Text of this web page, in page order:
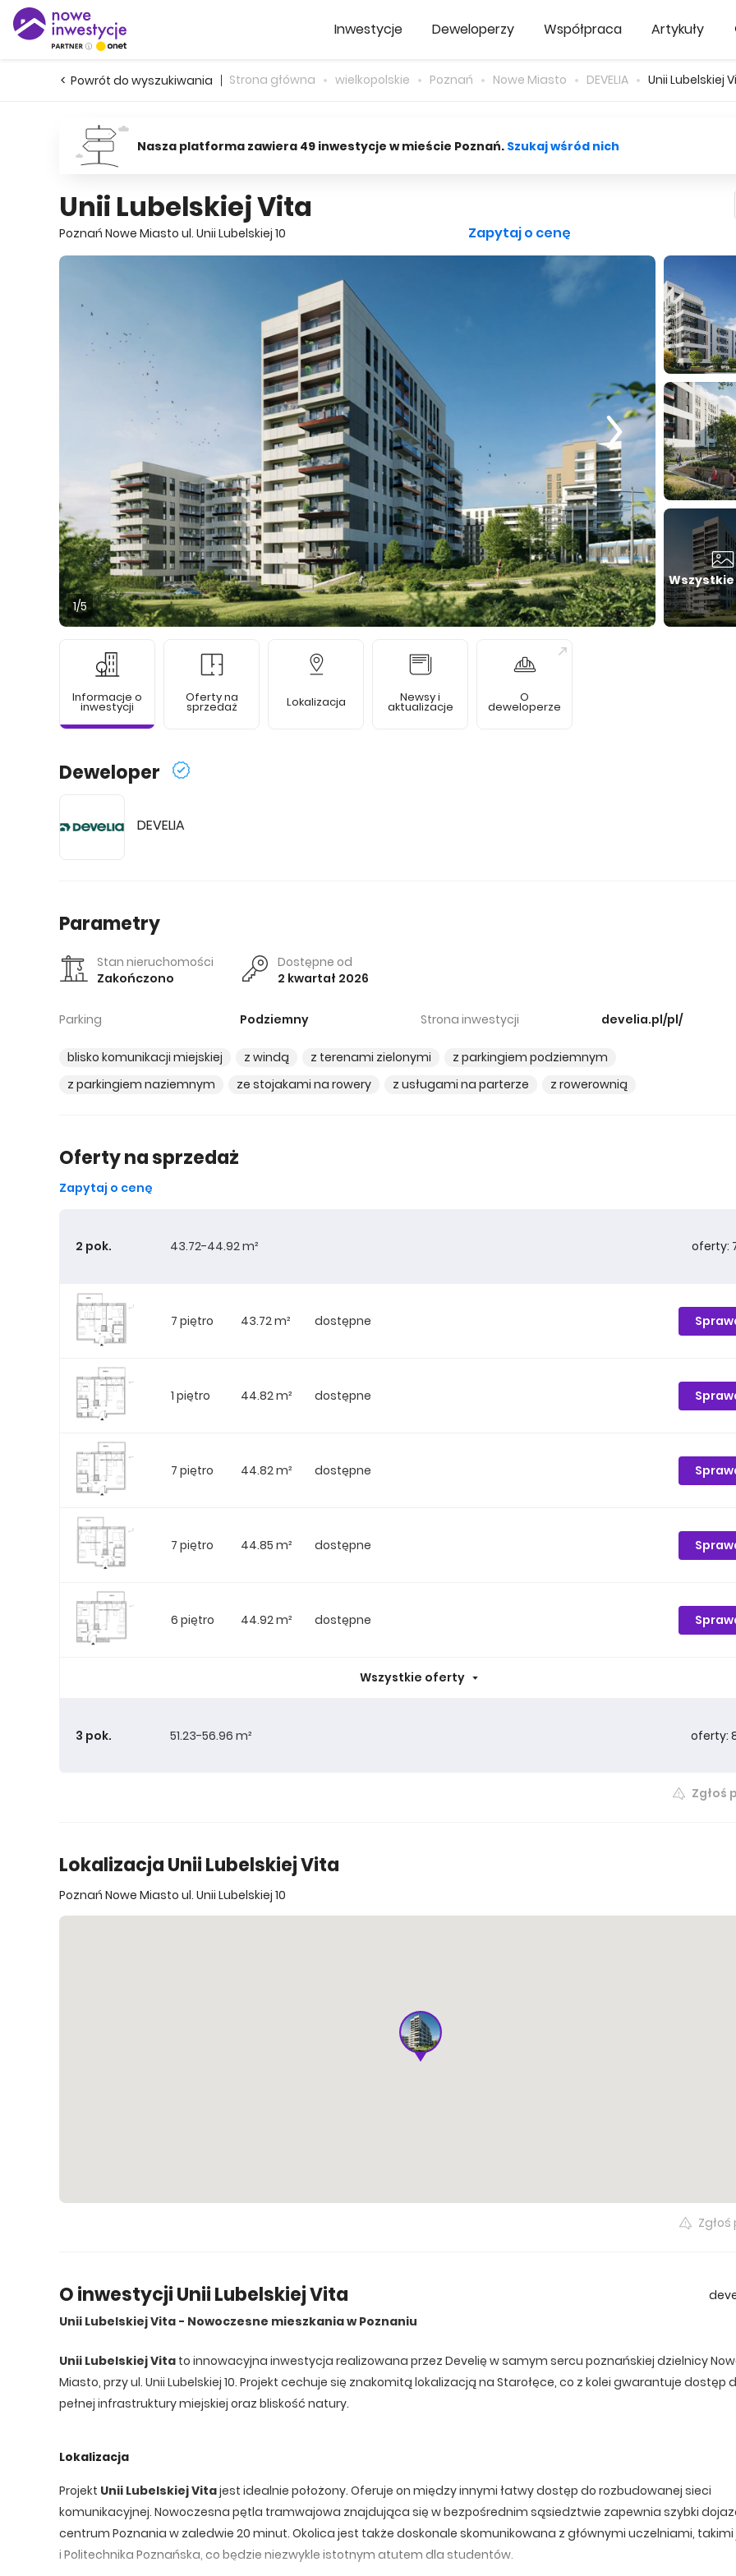
Inwestycje Deweloperzy Współpraca Artykuły
Powrót do wyszukiwania Strona główna wielkopolskie Poznań Nowe Miasto DEVELIA Unii Lubelskiej
Nasza platforma zawiera 49 inwestycje w mieście Poznań. Szukaj wśród nich
Unii Lubelskiej Vita
Poznań Nowe Miasto ul. Unii Lubelskiej 10 Zapytaj o cenę
1/5
Informacje o
inwestycji
Oferty na
sprzedaż Lokalizacja Newsy i
aktualizacje
O
deweloperze
Deweloper
DEVELIA
Parametry
Stan nieruchomości
Zakończono
Dostępne od
2 kwartał 2026
Parking Podziemny Strona inwestycji develia.pl/pl/
blisko komunikacji miejskiej z windą z terenami zielonymi
z parkingiem podziemnym
z parkingiem naziemnym
ze stojakami na rowery z usługami na parterze z rowerownią
Oferty na sprzedaż
Zapytaj o cenę
2 pok. 43.72-44.92 m² oferty:
7 piętro 43.72 m² dostępne
1 piętro 44.82 m² dostępne
7 piętro 44.82 m² dostępne
7 piętro 44.85 m² dostępne
6 piętro 44.92 m² dostępne
Wszystkie oferty
3 pok. 51.23-56.96 m² oferty:
51.23 m²
Zgłoś
Lokalizacja Unii Lubelskiej Vita
Poznań Nowe Miasto ul. Unii Lubelskiej 10
O inwestycji Unii Lubelskiej Vita
Unii Lubelskiej Vita - Nowoczesne mieszkania w Poznaniu
Unii Lubelskiej Vita to innowacyjna inwestycja realizowana przez Develię w samym sercu poznańskiej dzielnicy
Miasto, przy ul. Unii Lubelskiej 10. Projekt cechuje się znakomitą lokalizacją na Starołęce, co z kolei gwarantuje dostęp
pełnej infrastruktury miejskiej oraz bliskość natury.
Lokalizacja
Projekt Unii Lubelskiej Vitajest idealnie położony. Oferuje on między innymi łatwy dostęp do rozbudowanej sieci
komunikacyjnej. Nowoczesna pętla tramwajowa znajdująca się w bezpośrednim sąsiedztwie zapewnia szybki
centrum Poznania w zaledwie 20 minut. Okolica jest także doskonale skomunikowana z głównymi uczelniami, takimi
i Politechnika Poznańska, co będzie niezwykle istotnym atutem dla studentów.